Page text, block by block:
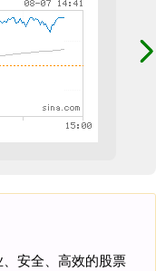
安全、高效的股票